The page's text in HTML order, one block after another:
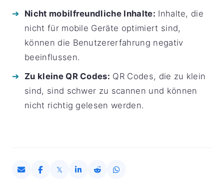
Nicht mobilfreundliche Inhalte: Inhalte, die
nicht für mobile Geräte optimiert sind,
können die Benutzererfahrung negativ
beeinflussen.
Zu kleine QR Codes: QR Codes, die zu klein
sind, sind schwer zu scannen und können
nicht richtig gelesen werden.